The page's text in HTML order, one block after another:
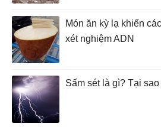
Món ăn kỳ lạ khiến
xét nghiệm ADN
Sấm sét là gì? Tại